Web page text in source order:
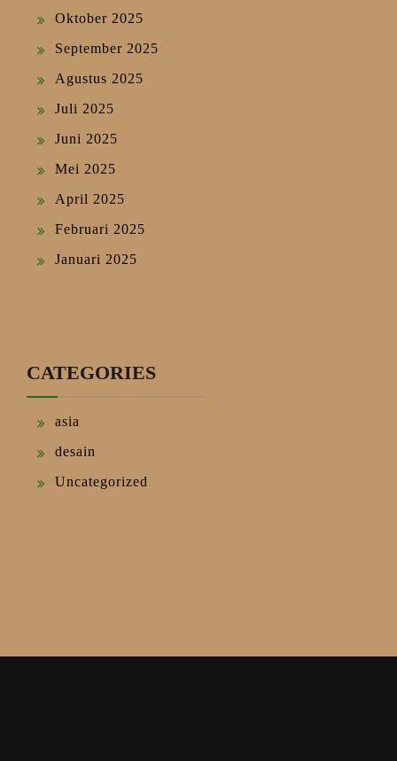
Oktober 2025
September 2025
Agustus 2025
Juli 2025
Juni 2025
Mei 2025
April 2025
Februari 2025
Januari 2025
CATEGORIES
asia
desain
Uncategorized